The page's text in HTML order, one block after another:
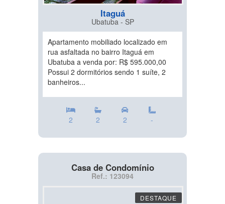
Itaguá
Ubatuba - SP
Apartamento mobiliado localizado em
rua asfaltada no bairro Itaguá em
Ubatuba a venda por: R$ 595.000,00
Possui 2 dormitórios sendo 1 suíte, 2
banheiros...
2 2 2 -
Casa de Condomínio
Ref.: 123094
DESTAQUE